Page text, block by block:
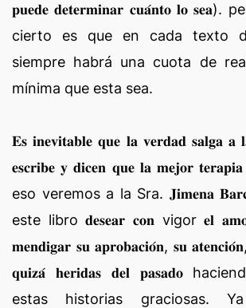
𝐩𝐮𝐞𝐝𝐞 𝐝𝐞𝐭𝐞𝐫𝐦𝐢𝐧𝐚𝐫 𝐜𝐮𝐚́𝐧𝐭𝐨 𝐥𝐨 𝐬𝐞𝐚).
cierto es que en cada texto
siempre habrá una cuota de
mínima que esta sea.
𝐄𝐬 𝐢𝐧𝐞𝐯𝐢𝐭𝐚𝐛𝐥𝐞 𝐪𝐮𝐞 𝐥𝐚 𝐯𝐞𝐫𝐝𝐚𝐝 𝐬𝐚𝐥𝐠𝐚 𝐚
𝐞𝐬𝐜𝐫𝐢𝐛𝐞 𝐲 𝐝𝐢𝐜𝐞𝐧 𝐪𝐮𝐞 𝐥𝐚 𝐦𝐞𝐣𝐨𝐫
eso veremos a la Sra. 𝐉𝐢𝐦𝐞𝐧𝐚
este libro 𝐝𝐞𝐬𝐞𝐚𝐫 𝐜𝐨𝐧 vigor 𝐞𝐥
𝐦𝐞𝐧𝐝𝐢𝐠𝐚𝐫 𝐬𝐮 𝐚𝐩𝐫𝐨𝐛𝐚𝐜𝐢𝐨́𝐧, 𝐬𝐮
𝐪𝐮𝐢𝐳𝐚́ 𝐡𝐞𝐫𝐢𝐝𝐚𝐬 𝐝𝐞𝐥 𝐩𝐚𝐬𝐚𝐝𝐨
estas historias graciosas.